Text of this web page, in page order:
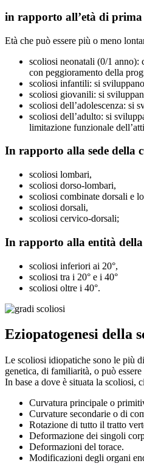
in rapporto all’età di prima
Età che può essere più o meno
scoliosi neonatali (0/1 anno):
con peggioramento della
scoliosi infantili: si
scoliosi giovanili: si
scoliosi dell’adolescenza: si
scoliosi dell’adulto: si
limitazione funzionale
In rapporto alla sede della
scoliosi lombari,
scoliosi dorso-lombari,
scoliosi combinate dorsali e
scoliosi dorsali,
scoliosi cervico-dorsali;
In rapporto alla entità
scoliosi inferiori ai 20°,
scoliosi tra i 20° e i 40°
scoliosi oltre i 40°.
Eziopatogenesi della
Le scoliosi idiopatiche sono le più
genetica, di familiarità, o può
In base a dove è situata la scoliosi,
Curvatura principale o
Curvature secondarie o di
Rotazione di tutto il tratto
Deformazione dei singoli
Deformazioni del torace.
Modificazioni degli organi